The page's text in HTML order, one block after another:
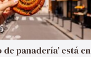
de panadería’ está en